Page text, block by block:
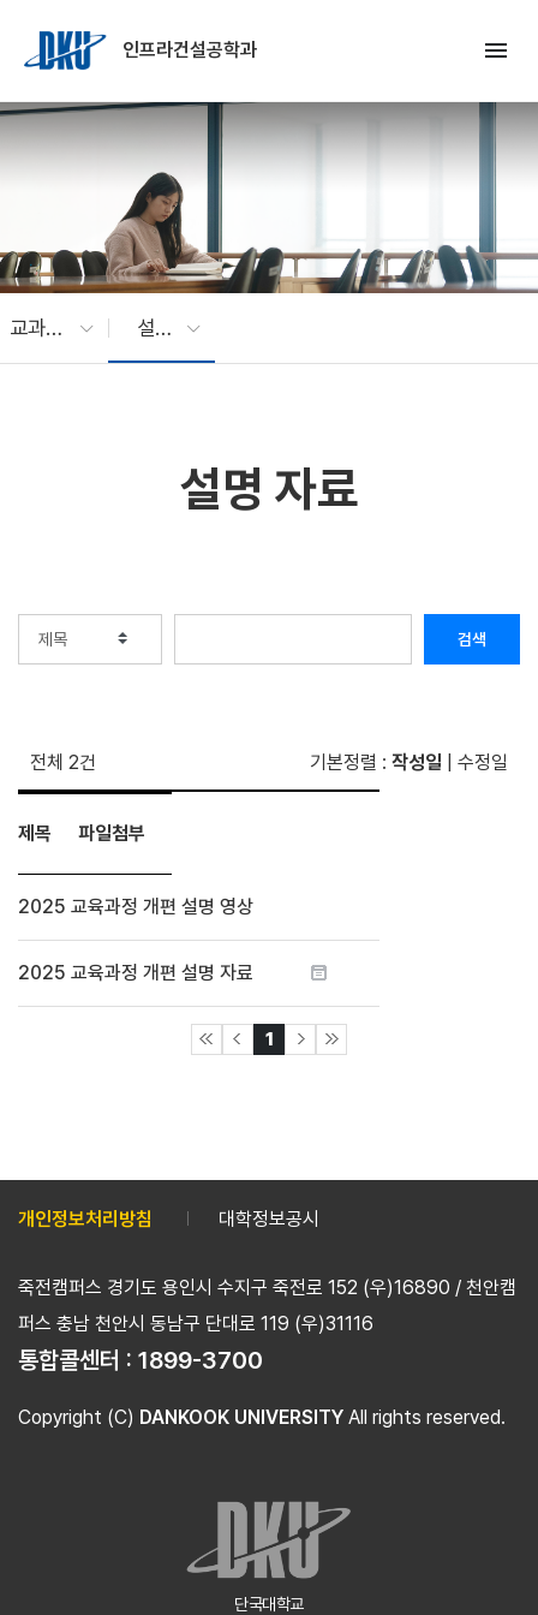
인프라건설공학과
menu
교과과정 설명 자료
설명 자료
검색
전체 2건 기본정렬 : 작성일 수정일
제목 파일첨부
2025 교육과정 개편 설명 영상
2025 교육과정 개편 설명 자료
1
개인정보처리방침 대학정보공시
죽전캠퍼스 경기도 용인시 수지구 죽전로 152 (우)16890 / 천안캠
퍼스 충남 천안시 동남구 단대로 119 (우)31116
통합콜센터 : 1899-3700
Copyright (C) DANKOOK UNIVERSITY All rights reserved.
단국대학교